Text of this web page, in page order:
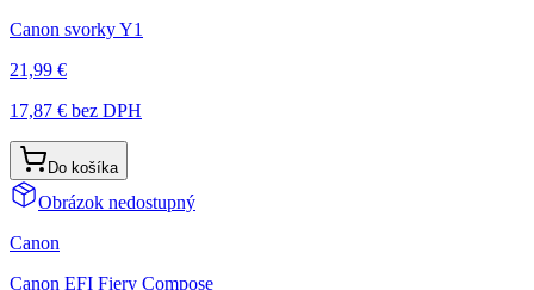
Canon svorky Y1
21,99 €
17,87 € bez DPH
Do košíka
Obrázok nedostupný
Canon
Canon EFI Fiery Compose